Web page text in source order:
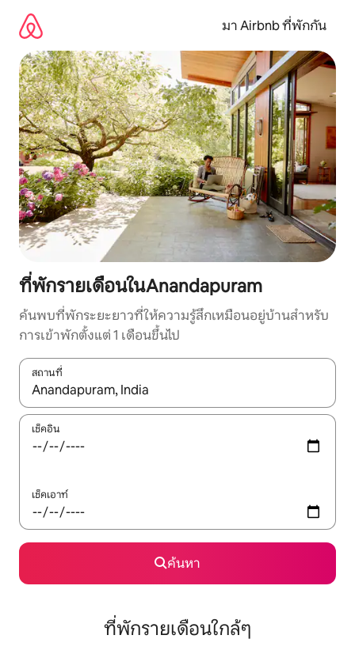
เนื้อหา
มา Airbnb ที่พักกัน
ที่พักรายเดือนในAnandapuram
ค้นพบที่พักระยะยาวที่ให้ความรู้สึกเหมือนอยู่บ้านสำหรับ
การเข้าพักตั้งแต่ 1 เดือนขึ้นไป
สถานที่
ใช้ลูกศรขึ้นลง หรือใช้การสัมผัสหรือปัด เพื่อสำรวจผลการค้นหา
เช็คอิน
เช็คเอาท์
ค้นหา
ที่พักรายเดือนใกล้ๆ